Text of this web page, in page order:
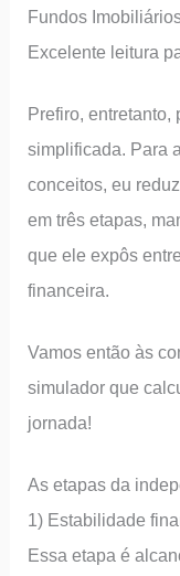
Fundos
Excelente leitura
Prefiro, entretanto,
simplificada. Para
conceitos, eu
em três etapas,
que ele expôs
financeira.
Vamos então às
simulador que
jornada!
As etapas da
1) Estabilidade
Essa etapa é